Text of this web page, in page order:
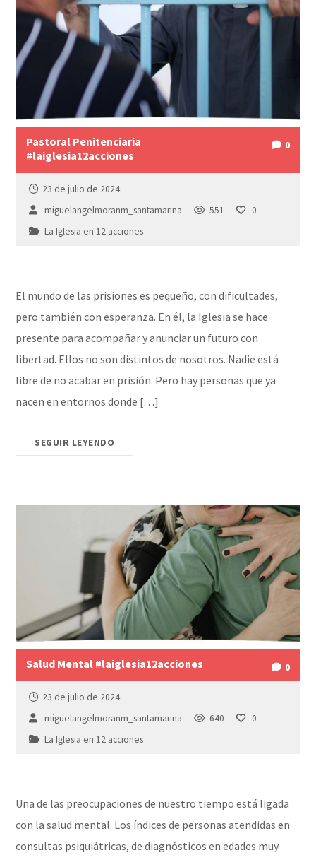
Pastoral Penitenciaria
#laiglesia12acciones
0
23 de julio de 2024
miguelangelmoranm_santamarina
551
0
La Iglesia en 12 acciones
El mundo de las prisiones es pequeño, con dificultades,
pero también con esperanza. En él, la Iglesia se hace
presente para acompañar y anunciar un futuro con
libertad. Ellos no son distintos de nosotros. Nadie está
libre de no acabar en prisión. Pero hay personas que ya
nacen en entornos donde […]
SEGUIR LEYENDO
Salud Mental #laiglesia12acciones 0
23 de julio de 2024
miguelangelmoranm_santamarina
640
0
La Iglesia en 12 acciones
Una de las preocupaciones de nuestro tiempo está ligada
con la salud mental. Los índices de personas atendidas en
consultas psiquiátricas, de diagnósticos en edades muy